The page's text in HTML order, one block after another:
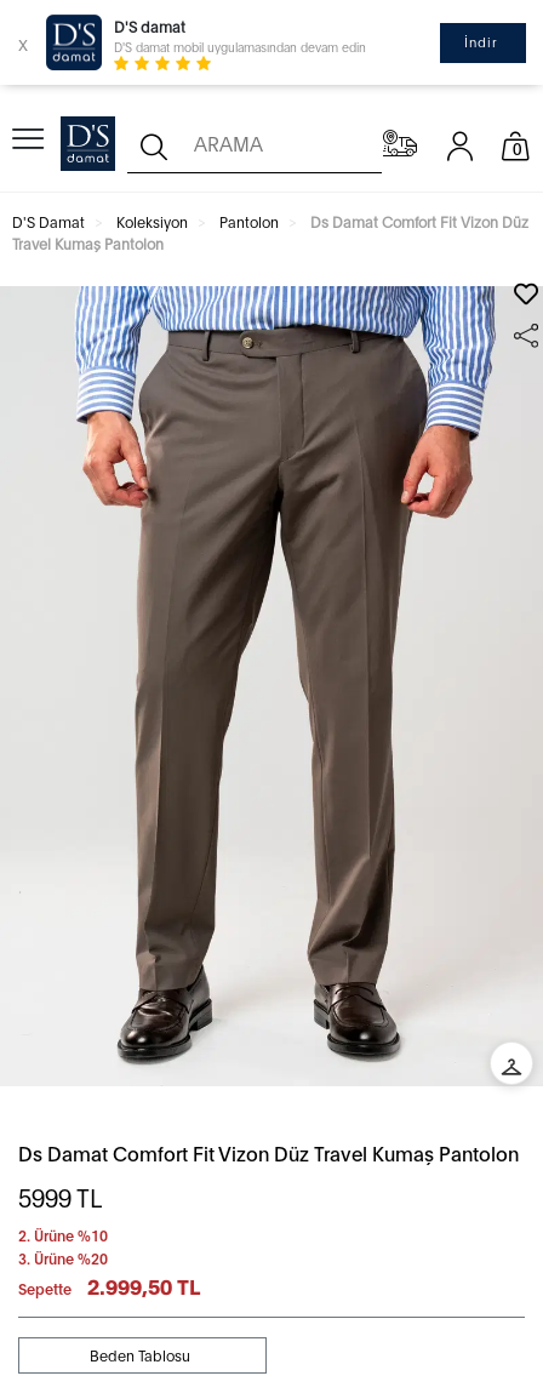
x
D'S damat
D'S damat mobil uygulamasından devam edin İndir
0
D'S Damat Koleksiyon Pantolon
Ds Damat Comfort Fit Vizon Düz
Travel Kumaş Pantolon
Ds Damat Comfort Fit Vizon Düz Travel Kumaş Pantolon
5999TL
2. Ürüne %10
3. Ürüne %20
Sepette
2.999,50 TL
Beden Tablosu